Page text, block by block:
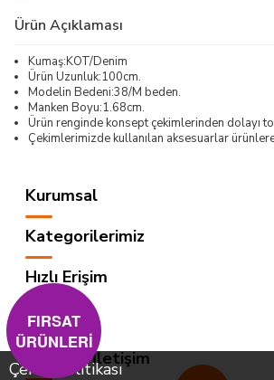
Çerez Politikası
Ürün Açıklaması
Kumaş:KOT/Denim
Ürün Uzunluk:100cm.
Modelin Bedeni:38/M beden.
Manken Boyu:1.68cm.
Ürün renginde konsept çekimlerinden dolayı
Çekimlerimizde kullanılan aksesuarlar
Kurumsal
Kategorilerimiz
Hızlı Erişim
Sosyal
Adres & İletişim
FIRSAT
ÜRÜNLERİ